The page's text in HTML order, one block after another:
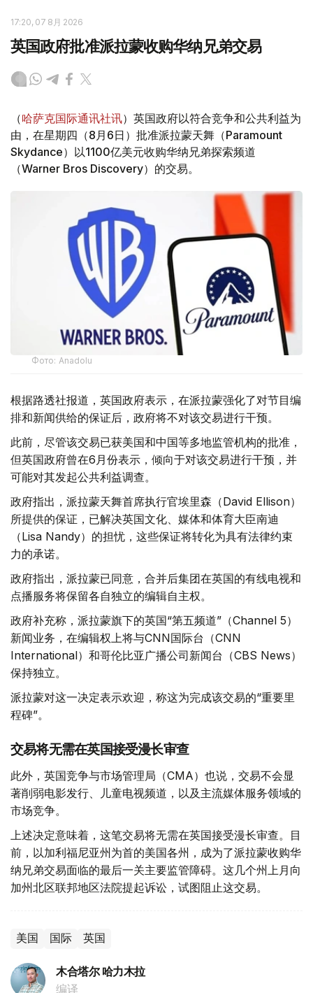
17:20, 07 8月 2026
英国政府批准派拉蒙收购华纳兄弟交易
（哈萨克国际通讯社讯）英国政府以符合竞争和公共利益为
由，在星期四（8月6日）批准派拉蒙天舞（Paramount
Skydance）以1100亿美元收购华纳兄弟探索频道
（Warner Bros Discovery）的交易。
Фото: Аnadolu
根据路透社报道，英国政府表示，在派拉蒙强化了对节目编
排和新闻供给的保证后，政府将不对该交易进行干预。
此前，尽管该交易已获美国和中国等多地监管机构的批准，
但英国政府曾在6月份表示，倾向于对该交易进行干预，并
可能对其发起公共利益调查。
政府指出，派拉蒙天舞首席执行官埃里森（David Ellison）
所提供的保证，已解决英国文化、媒体和体育大臣南迪
（Lisa Nandy）的担忧，这些保证将转化为具有法律约束
力的承诺。
政府指出，派拉蒙已同意，合并后集团在英国的有线电视和
点播服务将保留各自独立的编辑自主权。
政府补充称，派拉蒙旗下的英国“第五频道”（Channel 5）
新闻业务，在编辑权上将与CNN国际台（CNN
International）和哥伦比亚广播公司新闻台（CBS News）
保持独立。
派拉蒙对这一决定表示欢迎，称这为完成该交易的“重要里
程碑”。
交易将无需在英国接受漫长审查
此外，英国竞争与市场管理局（CMA）也说，交易不会显
著削弱电影发行、儿童电视频道，以及主流媒体服务领域的
市场竞争。
上述决定意味着，这笔交易将无需在英国接受漫长审查。目
前，以加利福尼亚州为首的美国各州，成为了派拉蒙收购华
纳兄弟交易面临的最后一关主要监管障碍。这几个州上月向
加州北区联邦地区法院提起诉讼，试图阻止这交易。
美国 国际 英国
木合塔尔 哈力木拉
编译